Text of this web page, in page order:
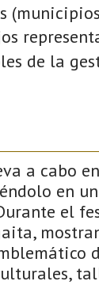
de la
a cabo
en
el